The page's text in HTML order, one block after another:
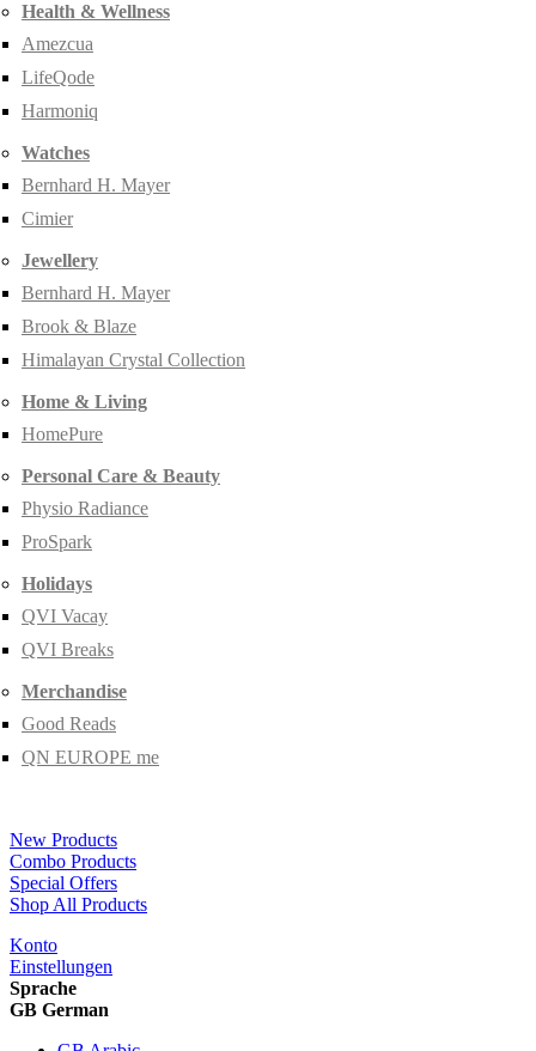
Health & Wellness
Amezcua
LifeQode
Harmoniq
Watches
Bernhard H. Mayer
Cimier
Jewellery
Bernhard H. Mayer
Brook & Blaze
Himalayan Crystal Collection
Home & Living
HomePure
Personal Care & Beauty
Physio Radiance
ProSpark
Holidays
QVI Vacay
QVI Breaks
Merchandise
Good Reads
QN EUROPE me
New Products
Combo Products
Special Offers
Shop All Products
Konto
Einstellungen
Sprache
GB German